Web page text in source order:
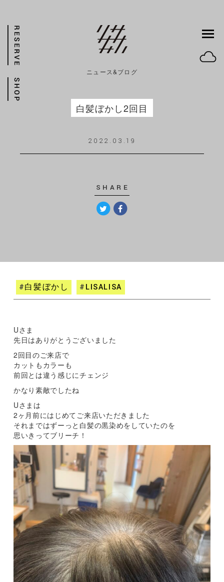
ニュース&ブログ
白髪ぼかし2回目
2022.03.19
SHARE
#白髪ぼかし #LISALISA
Uさま
先日はありがとうございました
2回目のご来店で
カットもカラーも
前回とは違う感じにチェンジ
かなり素敵でしたね
Uさまは
2ヶ月前にはじめてご来店いただきました
それまではずーっと白髪の黒染めをしていたのを
思いきってブリーチ！